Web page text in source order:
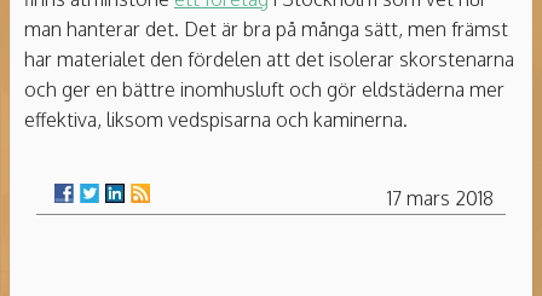
man hanterar det. Det är bra på många sätt, men främst
har materialet den fördelen att det isolerar skorstenarna
och ger en bättre inomhusluft och gör eldstäderna mer
effektiva, liksom vedspisarna och kaminerna.
17 mars 2018